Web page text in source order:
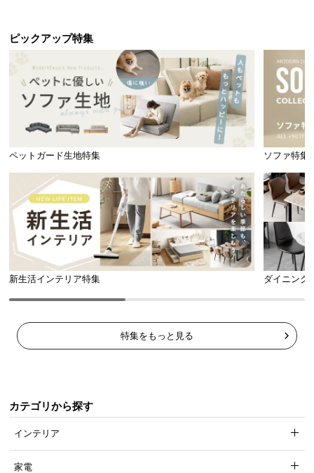
座面幅 約45㎝
深く腰かけられるソファ奥行き
座面の奥行きは
。深くも浅くも腰掛けられ、
気分に合わせて自由にリラックスできます。
程よい硬さで肩肘に力が入らないアームレスト。サ
ピックアップ特集
ペットガード生地特集 ソファ特集
新生活インテリア特集 ダイニング
特集をもっと見る
カテゴリから探す
インテリア
家電